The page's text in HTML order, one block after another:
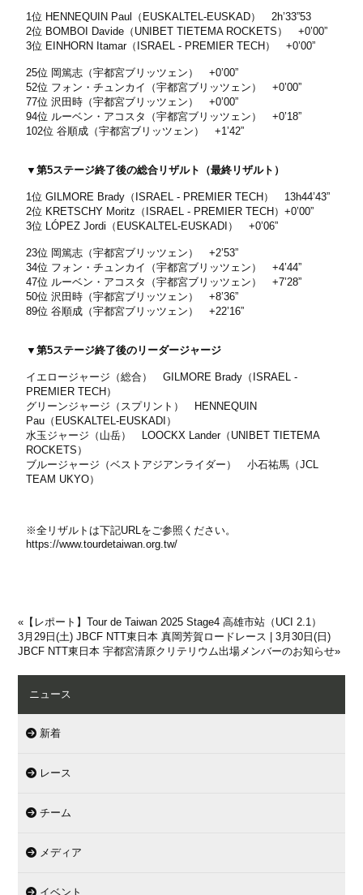
1位 HENNEQUIN Paul（EUSKALTEL-EUSKAD） 2h’33”53
2位 BOMBOI Davide（UNIBET TIETEMA ROCKETS） +0’00”
3位 EINHORN Itamar（ISRAEL - PREMIER TECH） +0’00”
25位 岡篤志（宇都宮ブリッツェン） +0’00”
52位 フォン・チュンカイ（宇都宮ブリッツェン） +0’00”
77位 沢田時（宇都宮ブリッツェン） +0’00”
94位 ルーベン・アコスタ（宇都宮ブリッツェン） +0’18”
102位 谷順成（宇都宮ブリッツェン） +1’42”
▼第5ステージ終了後の総合リザルト（最終リザルト）
1位 GILMORE Brady（ISRAEL - PREMIER TECH） 13h44’43”
2位 KRETSCHY Moritz（ISRAEL - PREMIER TECH）+0’00”
3位 LÓPEZ Jordi（EUSKALTEL-EUSKADI） +0’06”
23位 岡篤志（宇都宮ブリッツェン） +2’53”
34位 フォン・チュンカイ（宇都宮ブリッツェン） +4’44”
47位 ルーベン・アコスタ（宇都宮ブリッツェン） +7’28”
50位 沢田時（宇都宮ブリッツェン） +8’36”
89位 谷順成（宇都宮ブリッツェン） +22’16”
▼第5ステージ終了後のリーダージャージ
イエロージャージ（総合） GILMORE Brady（ISRAEL -
PREMIER TECH）
グリーンジャージ（スプリント） HENNEQUIN
Pau（EUSKALTEL-EUSKADI）
水玉ジャージ（山岳） LOOCKX Lander（UNIBET TIETEMA
ROCKETS）
ブルージャージ（ベストアジアンライダー） 小石祐馬（JCL
TEAM UKYO）
※全リザルトは下記URLをご参照ください。
https://www.tourdetaiwan.org.tw/
« 【レポート】Tour de Taiwan 2025 Stage4 高雄市站（UCI 2.1）
3月29日(土) JBCF NTT東日本 真岡芳賀ロードレース | 3月30日(日)
JBCF NTT東日本 宇都宮清原クリテリウム出場メンバーのお知らせ»
ニュース
新着
レース
チーム
メディア
イベント